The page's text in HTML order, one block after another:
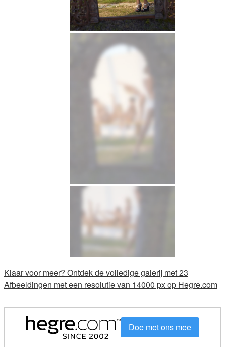
Klaar voor meer? Ontdek de volledige galerij met 23
Afbeeldingen met een resolutie van 14000 px op Hegre.com
Doe met ons mee